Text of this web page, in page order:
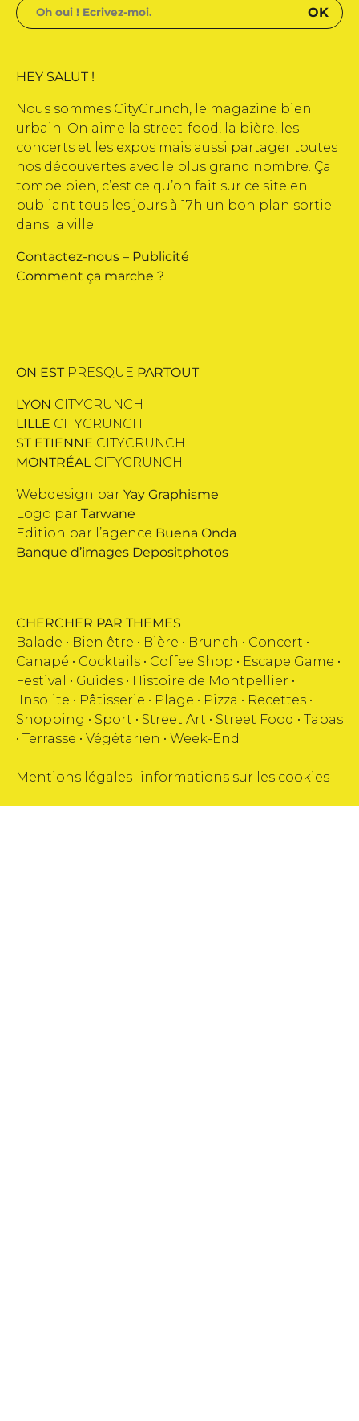
HEY SALUT !
Nous sommes CityCrunch, le magazine bien
urbain. On aime la street-food, la bière, les
concerts et les expos mais aussi partager toutes
nos découvertes avec le plus grand nombre. Ça
tombe bien, c’est ce qu’on fait sur ce site en
publiant tous les jours à 17h un bon plan sortie
dans la ville.
Contactez-nous – Publicité
Comment ça marche ?
ON EST PRESQUE PARTOUT
LYON CITYCRUNCH
LILLE CITYCRUNCH
ST ETIENNE CITYCRUNCH
MONTRÉAL CITYCRUNCH
Webdesign par Yay Graphisme
Logo par Tarwane
Edition par l’agence Buena Onda
Banque d’images Depositphotos
CHERCHER PAR THEMES
Balade • Bien être • Bière • Brunch • Concert •
Canapé • Cocktails • Coffee Shop • Escape Game •
Festival
• Guides • Histoire de Montpellier •
Insolite • Pâtisserie • Plage • Pizza • Recettes •
Shopping • Sport • Street Art • Street Food • Tapas
• Terrasse • Végétarien • Week-End
Mentions légales- informations sur les cookies